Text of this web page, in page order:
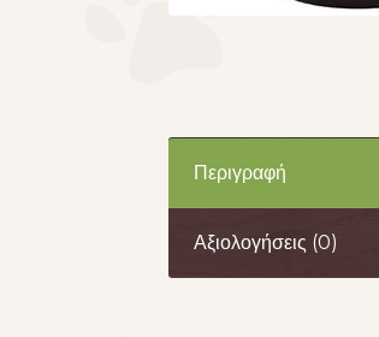
Περιγραφή
Αξιολογήσεις (0)